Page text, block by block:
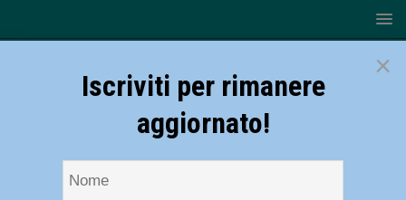
×
Iscriviti per rimanere
aggiornato!